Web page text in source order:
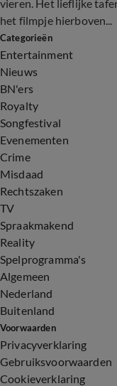
vieren. Het lieflijke
het filmpje hierboven...
Categorieën
Entertainment
Nieuws
BN'ers
Royalty
Songfestival
Evenementen
Crime
Misdaad
Rechtszaken
TV
Spraakmakend
Reality
Spelprogramma's
Algemeen
Nederland
Buitenland
Voorwaarden
Privacyverklaring
Gebruiksvoorwaarden
Cookieverklaring